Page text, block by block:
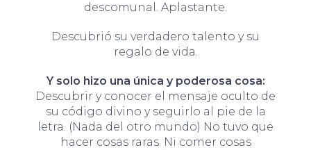
descomunal. Aplastante.
Descubrió su verdadero talento y su
regalo de vida.
Y solo hizo una única y poderosa cosa:
Descubrir y conocer el mensaje oculto de
su código divino y seguirlo al pie de la
letra. (Nada del otro mundo) No tuvo que
hacer cosas raras. Ni comer cosas